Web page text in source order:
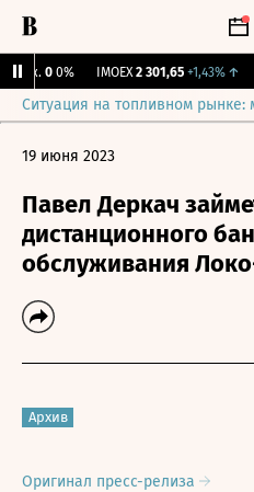
0 0% IMOEX 2 301,65 +1,43%↑
Ситуация на топливном рынке:
19 июня 2023
Павел Деркач
дистанционного
обслуживания
Архив
Оригинал пресс-релиза